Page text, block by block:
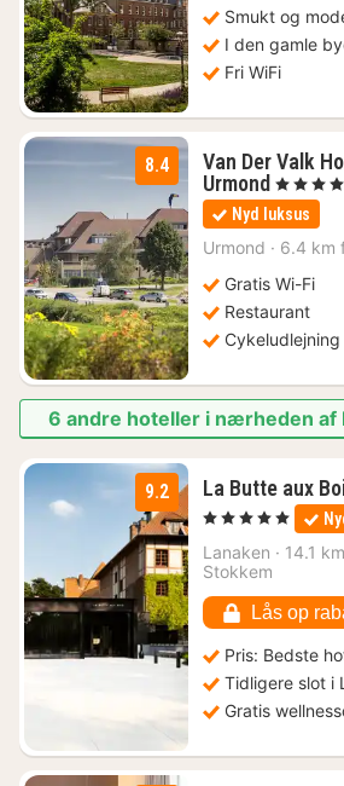
Smukt og
I den gamle
Fri WiFi
8.4
Van Der Valk
Urmond 1
nat
fra
656
, 4 Stjerner
Nyd luksus
Urmond · 6.4 km
Gratis Wi-Fi
Restaurant
Cykeludlejning
6 andre hoteller i nærheden af
9.2 La Butte aux
, 5 Stjerner
Lanaken · 14.1
Stokkem
Lås op
Pris: Bedste
Tidligere slot i
Gratis